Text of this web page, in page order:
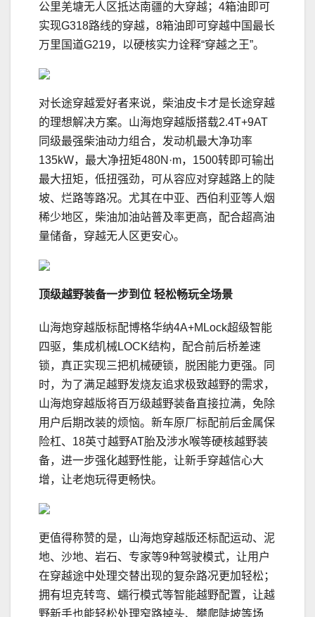
公里羌塘无人区抵达南疆的大穿越；4箱油即可
实现G318路线的穿越，8箱油即可穿越中国最长
万里国道G219，以硬核实力诠释“穿越之王”。
对长途穿越爱好者来说，柴油皮卡才是长途穿越
的理想解决方案。山海炮穿越版搭载2.4T+9AT
同级最强柴油动力组合，发动机最大净功率
135kW，最大净扭矩480N·m，1500转即可输出
最大扭矩，低扭强劲，可从容应对穿越路上的陡
坡、烂路等路况。尤其在中亚、西伯利亚等人烟
稀少地区，柴油加油站普及率更高，配合超高油
量储备，穿越无人区更安心。
顶级越野装备一步到位 轻松畅玩全场景
山海炮穿越版标配博格华纳4A+MLock超级智能
四驱，集成机械LOCK结构，配合前后桥差速
锁，真正实现三把机械硬锁，脱困能力更强。同
时，为了满足越野发烧友追求极致越野的需求，
山海炮穿越版将百万级越野装备直接拉满，免除
用户后期改装的烦恼。新车原厂标配前后金属保
险杠、18英寸越野AT胎及涉水喉等硬核越野装
备，进一步强化越野性能，让新手穿越信心大
增，让老炮玩得更畅快。
更值得称赞的是，山海炮穿越版还标配运动、泥
地、沙地、岩石、专家等9种驾驶模式，让用户
在穿越途中处理交替出现的复杂路况更加轻松；
拥有坦克转弯、蠕行模式等智能越野配置，让越
野新手也能轻松处理窄路掉头、攀爬陡坡等场